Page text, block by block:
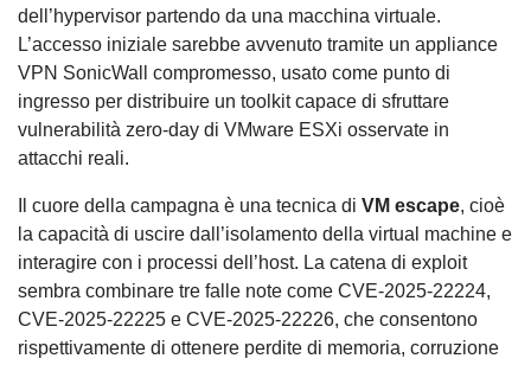
dell’hypervisor partendo da una macchina virtuale.
L’accesso iniziale sarebbe avvenuto tramite un appliance
VPN SonicWall compromesso, usato come punto di
ingresso per distribuire un toolkit capace di sfruttare
vulnerabilità zero-day di VMware ESXi osservate in
attacchi reali.
Il cuore della campagna è una tecnica di VM escape, cioè
la capacità di uscire dall’isolamento della virtual machine e
interagire con i processi dell’host. La catena di exploit
sembra combinare tre falle note come CVE-2025-22224,
CVE-2025-22225 e CVE-2025-22226, che consentono
rispettivamente di ottenere perdite di memoria, corruzione